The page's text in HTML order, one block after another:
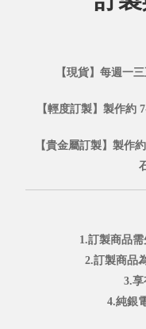
【現貨】每週一
【輕度訂製】製作約
【貴金屬訂製】製作
1.訂製商品需
2.訂製商品
3.享
4.純銀